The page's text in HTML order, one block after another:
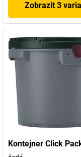
Zobrazit 3
Kontejner Click